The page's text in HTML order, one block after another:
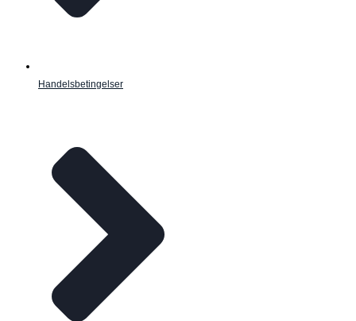
Handelsbetingelser